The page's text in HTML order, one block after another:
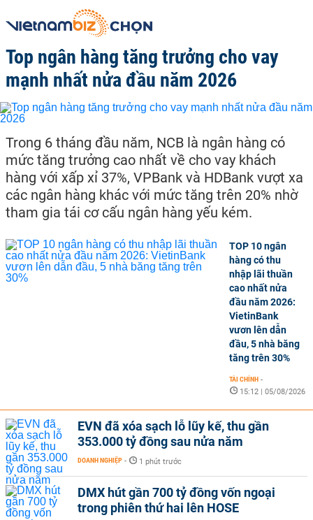
Top ngân hàng tăng trưởng cho vay
mạnh nhất nửa đầu năm 2026
Trong 6 tháng đầu năm, NCB là ngân hàng có
mức tăng trưởng cao nhất về cho vay khách
hàng với xấp xỉ 37%, VPBank và HDBank vượt xa
các ngân hàng khác với mức tăng trên 20% nhờ
tham gia tái cơ cấu ngân hàng yếu kém.
TOP 10 ngân
hàng có thu
nhập lãi thuần
cao nhất nửa
đầu năm 2026:
VietinBank
vươn lên dẫn
đầu, 5 nhà băng
tăng trên 30%
TÀI CHÍNH -
15:12 | 05/08/2026
EVN đã xóa sạch lỗ lũy kế, thu gần
353.000 tỷ đồng sau nửa năm
DOANH NGHIỆP - 1 phút trước
DMX hút gần 700 tỷ đồng vốn ngoại
trong phiên thứ hai lên HOSE